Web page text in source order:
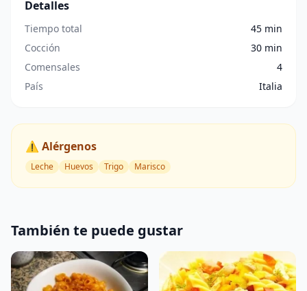
Detalles
Tiempo total
45 min
Cocción
30 min
Comensales
4
País
Italia
⚠️ Alérgenos
Leche Huevos Trigo Marisco
También te puede gustar